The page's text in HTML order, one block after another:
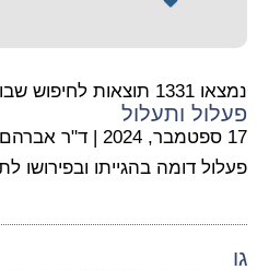
נמצאו 1331 תוצאות לחיפוש שבוצע
פעלול ותעלול
17 ספטמבר, 2024 | ד"ר
פעלול דומה בהגייתו ובפירושו
גו